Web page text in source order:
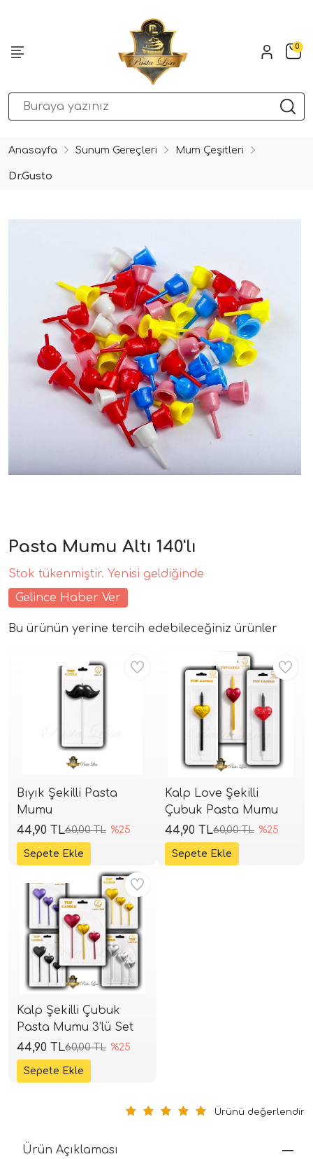
0
Anasayfa Sunum Gereçleri Mum Çeşitleri
Dr.Gusto
Pasta Mumu Altı 140'lı
Stok tükenmiştir. Yenisi geldiğinde
Gelince Haber Ver
Bu ürünün yerine tercih edebileceğiniz ürünler
Bıyık Şekilli Pasta
Mumu
60,00 TL %25
44,90 TL
Kalp Love Şekilli
Çubuk Pasta Mumu
60,00 TL %25
44,90 TL
Kalp Şekilli Çubuk
Pasta Mumu 3’lü Set
60,00 TL %25
44,90 TL
Ürünü değerlendir
Ürün Açıklaması